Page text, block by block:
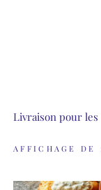
Livraison pour
AFFICHAGE DE